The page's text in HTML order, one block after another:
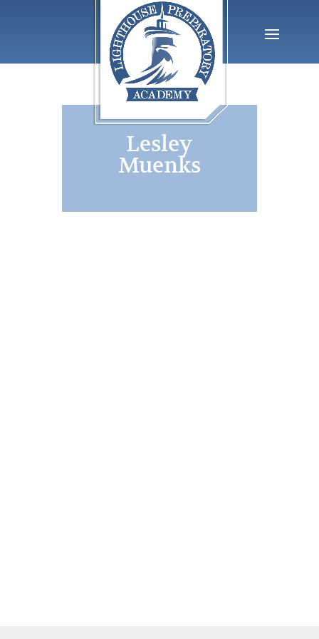
Lesley
Muenks